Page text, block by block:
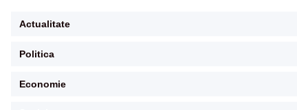
Actualitate
Politica
Economie